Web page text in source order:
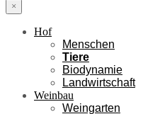
×
Hof
Menschen
Tiere
Biodynamie
Landwirtschaft
Weinbau
Weingarten